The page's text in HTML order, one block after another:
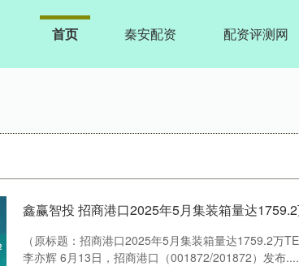
首页 秦安配资 配资评测网
鑫赢智投 招商港口2025年5月集装箱量达
（原标题：招商港口2025年5月集装箱量达1759.2万
李亦辉 6月13日，招商港口（001872/201872）发布....